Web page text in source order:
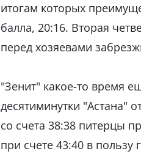
итогам которых
балла, 20:16. Вторая
перед хозяевами
"Зенит" какое-то время
десятиминутки "Астана"
со счета 38:38 питерцы
при счете 43:40 в пользу